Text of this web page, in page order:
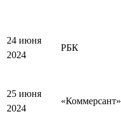
24 июня
2024
РБК
25 июня
2024
«Коммерсант»